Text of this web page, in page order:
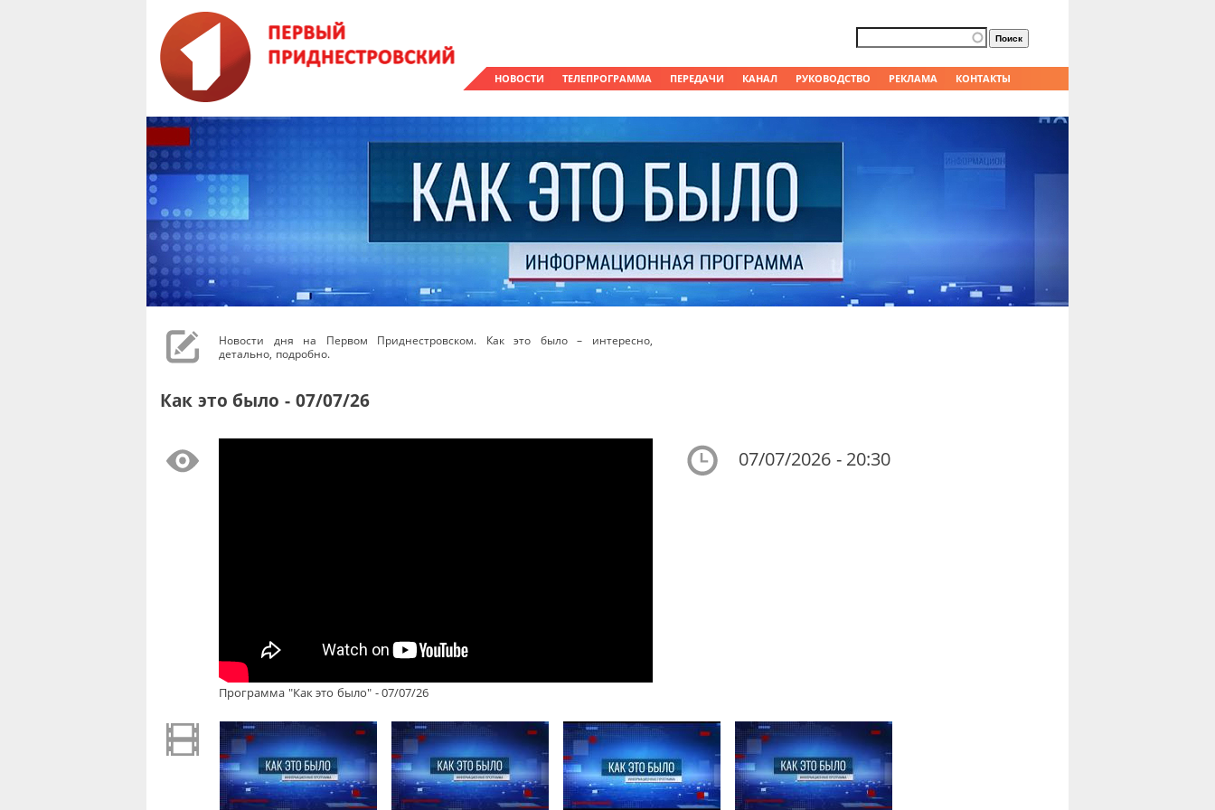
НОВОСТИ ТЕЛЕПРОГРАММА ПЕРЕДАЧИ КАНАЛ РУКОВОДСТВО РЕКЛАМА КОНТАКТЫ
Форма поиска
Поиск
Новости дня на Первом Приднестровском. Как это было – интересно,
детально, подробно.
Как это было - 07/07/26
Программа "Как это было" - 07/07/26
07/07/2026 - 20:30